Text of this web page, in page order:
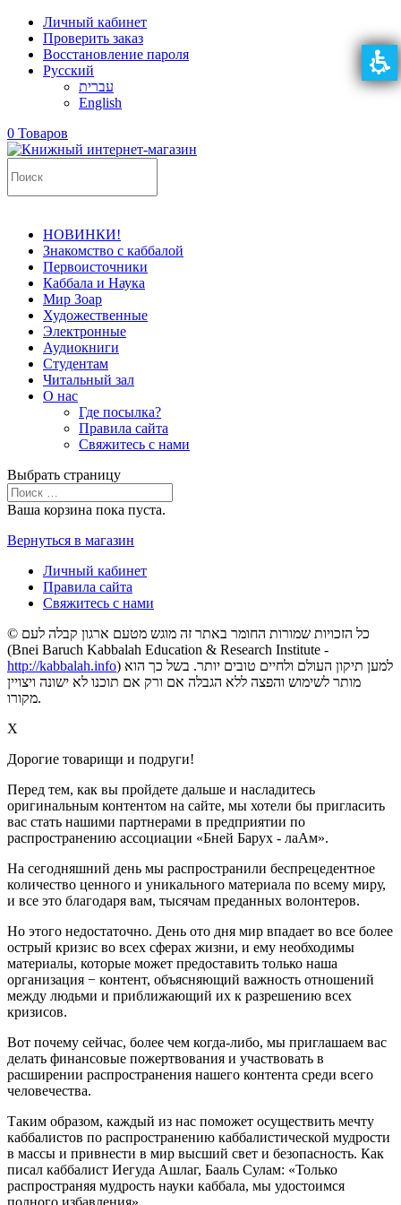
פתח
תפריט
במצב
נגיש
(התפריט
יפתח
Личный кабинет
Проверить заказ
Восстановление пароля
Русский
עברית
English
0 Товаров
פתח
תפריט
במצב
נגיש
(התפריט
יפתח
בחלונית
פופ-אפ)
НОВИНКИ!
Знакомство с каббалой
Первоисточники
Каббала и Наука
Мир Зоар
Художественные
Электронные
Аудиокниги
Студентам
Читальный зал
О нас
Где посылка?
Правила сайта
Свяжитесь с нами
Выбрать страницу
תוכן
באפשרותך
אנטר
לדלג
הבא
Ваша корзина пока пуста.
Вернуться в магазин
Личный кабинет
Правила сайта
Свяжитесь с нами
© כל הזכויות שמורות החומר באתר זה מוגש מטעם ארגון קבלה לעם
(Bnei Baruch Kabbalah Education & Research Institute -
http://kabbalah.info) למען תיקון העולם ולחיים טובים יותר. בשל כך הוא
מותר לשימוש והפצה ללא הגבלה אם ורק אם תוכנו לא ישונה ויצויין
מקורו.
X
Дорогие товарищи и подруги!
Перед тем, как вы пройдете дальше и насладитесь
оригинальным контентом на сайте, мы хотели бы пригласить
вас стать нашими партнерами в предприятии по
распространению ассоциации «Бней Барух - лаАм».
На сегодняшний день мы распространили беспрецедентное
количество ценного и уникального материала по всему миру,
и все это благодаря вам, тысячам преданных волонтеров.
Но этого недостаточно. День ото дня мир впадает во все более
острый кризис во всех сферах жизни, и ему необходимы
материалы, которые может предоставить только наша
организация − контент, объясняющий важность отношений
между людьми и приближающий их к разрешению всех
кризисов.
Вот почему сейчас, более чем когда-либо, мы приглашаем вас
делать финансовые пожертвования и участвовать в
расширении распространения нашего контента среди всего
человечества.
Таким образом, каждый из нас поможет осуществить мечту
каббалистов по распространению каббалистической мудрости
в массы и привнести в мир высший свет и безопасность. Как
писал каббалист Иегуда Ашлаг, Бааль Сулам: «Только
распространяя мудрость науки каббала, мы удостоимся
полного избавления».